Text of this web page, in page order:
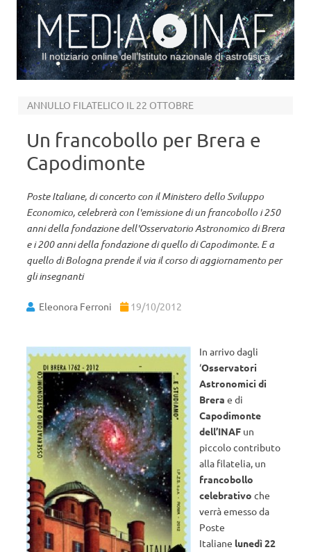
Il notiziario online dell’Istituto nazionale di astrofisica
ANNULLO FILATELICO IL 22 OTTOBRE
Un francobollo per Brera e
Capodimonte
Poste Italiane, di concerto con il Ministero dello Sviluppo
Economico, celebrerà con l'emissione di un francobollo i 250
anni della fondazione dell'Osservatorio Astronomico di Brera
e i 200 anni della fondazione di quello di Capodimonte. E a
quello di Bologna prende il via il corso di aggiornamento per
gli insegnanti
Eleonora Ferroni 19/10/2012
In arrivo dagli
‘Osservatori
Astronomici di
Brera e di
Capodimonte
dell’INAF un
piccolo contributo
alla filatelia, un
francobollo
celebrativo che
verrà emesso da
Poste
Italiane lunedì 22